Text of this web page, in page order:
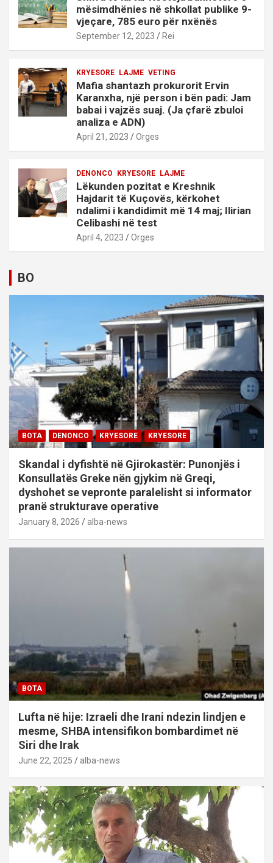
mësimdhënies në shkollat publike 9-
vjeçare, 785 euro për nxënës
September 12, 2023 Rei
KRYESORE LAJME VETING
Mafia shantazh prokurorit Ervin
Karanxha, një person i bën padi: Jam
babai i vajzës suaj. (Ja çfarë zbuloi
analiza e ADN)
April 21, 2023 Orges
DENONCO KRYESORE LAJME
Lëkunden pozitat e Kreshnik
Hajdarit të Kuçovës, kërkohet
ndalimi i kandidimit më 14 maj; Ilirian
Celibashi në test
April 4, 2023 Orges
BO
BOTA DENONCO KRYESORE KRYESORE
Skandal i dyfishtë në Gjirokastër: Punonjës i
Konsullatës Greke nën gjykim në Greqi,
dyshohet se vepronte paralelisht si informator
pranë strukturave operative
January 8, 2026 alba-news
BOTA
Lufta në hije: Izraeli dhe Irani ndezin lindjen e
mesme, SHBA intensifikon bombardimet në
Siri dhe Irak
June 22, 2025 alba-news